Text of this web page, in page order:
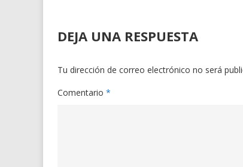
DEJA UNA RESPUESTA
Tu dirección de correo electrónico no será
Comentario *